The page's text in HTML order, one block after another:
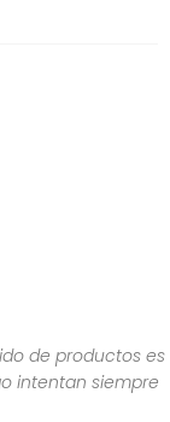
de productos es
intentan siempre